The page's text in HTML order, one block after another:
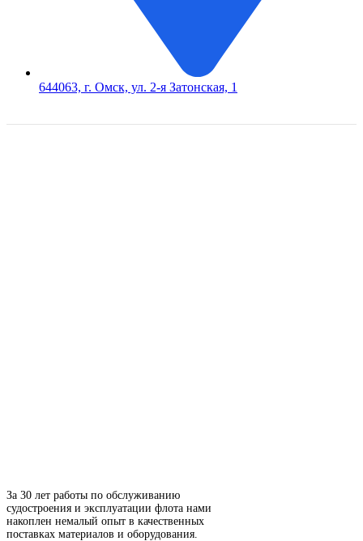
644063, г. Омск, ул. 2-я Затонская, 1
За 30 лет работы по обслуживанию
судостроения и эксплуатации флота нами
накоплен немалый опыт в качественных
поставках материалов и оборудования.